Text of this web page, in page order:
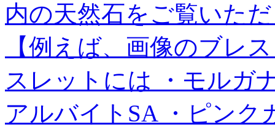
内の天然石をご覧いた
【例えば、画像のブレ
スレットには ・モルガ
アルバイトSA ・ピン